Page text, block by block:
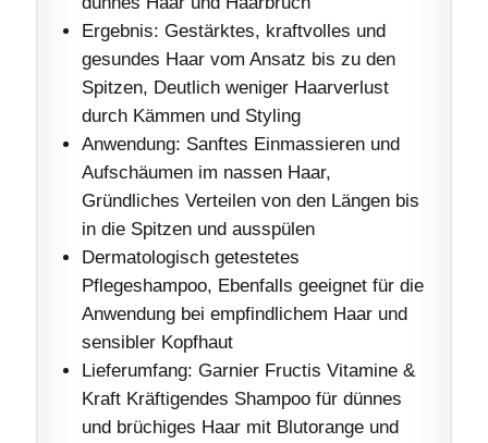
Ergebnis: Gestärktes, kraftvolles und
gesundes Haar vom Ansatz bis zu den
Spitzen, Deutlich weniger Haarverlust
durch Kämmen und Styling
Anwendung: Sanftes Einmassieren und
Aufschäumen im nassen Haar,
Gründliches Verteilen von den Längen bis
in die Spitzen und ausspülen
Dermatologisch getestetes
Pflegeshampoo, Ebenfalls geeignet für die
Anwendung bei empfindlichem Haar und
sensibler Kopfhaut
Lieferumfang: Garnier Fructis Vitamine &
Kraft Kräftigendes Shampoo für dünnes
und brüchiges Haar mit Blutorange und